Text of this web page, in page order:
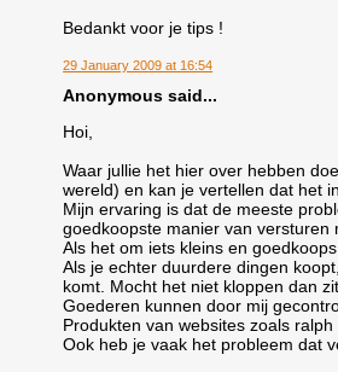
Bedankt voor je tips !
29 January 2009 at 16:54
Anonymous said...
Hoi,
Waar jullie het hier over hebben
wereld) en kan je vertellen dat het
Mijn ervaring is dat de meeste
goedkoopste manier van
Als het om iets kleins en
Als je echter duurdere dingen
komt. Mocht het niet kloppen dan
Goederen kunnen door mij
Produkten van websites zoals
Ook heb je vaak het probleem dat